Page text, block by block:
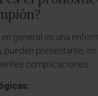
en general es una
pueden presentarse,
complicaciones: